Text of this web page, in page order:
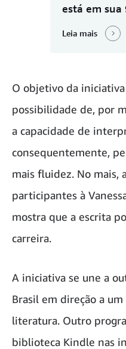
está em sua
Leia mais
O objetivo da
possibilidade de, por
a capacidade de
consequentemente,
mais fluidez. No mais,
participantes à
mostra que a escrita
carreira.
A iniciativa se une a
Brasil em direção a
literatura. Outro
biblioteca Kindle nas